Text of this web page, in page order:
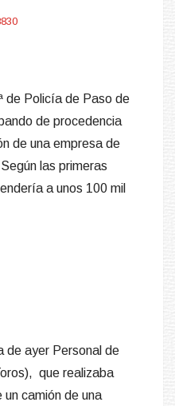
de Policía de Paso de
de procedencia
de una empresa de
las primeras
a unos 100 mil
de ayer Personal de
que realizaba
camión de una